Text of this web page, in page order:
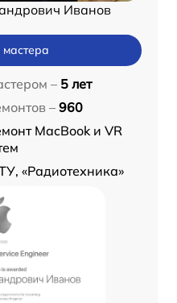
Иванов
– 5 лет
– 960
MacBook и VR
«Радиотехника»